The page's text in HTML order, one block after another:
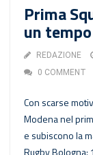
Prima
un
REDAZIONE
0 COMMENT
Con scarse
Modena nel
e subiscono la
Rugby Bologna: